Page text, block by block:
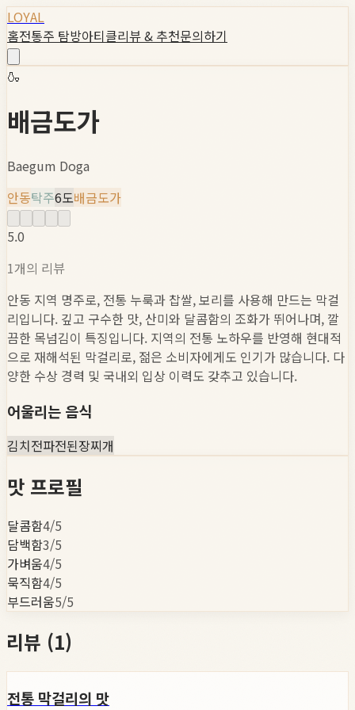
LOYAL
홈전통주 탐방아티클리뷰 & 추천문의하기
🍶
배금도가
Baegum Doga
안동탁주6도배금도가
5.0
1개의 리뷰
안동 지역 명주로, 전통 누룩과 찹쌀, 보리를 사용해 만드는 막걸
리입니다. 깊고 구수한 맛, 산미와 달콤함의 조화가 뛰어나며, 깔
끔한 목넘김이 특징입니다. 지역의 전통 노하우를 반영해 현대적
으로 재해석된 막걸리로, 젊은 소비자에게도 인기가 많습니다. 다
양한 수상 경력 및 국내외 입상 이력도 갖추고 있습니다.
어울리는 음식
김치전파전된장찌개
맛 프로필
달콤함4/5
담백함3/5
가벼움4/5
묵직함4/5
부드러움5/5
리뷰 (1)
전통 막걸리의 맛